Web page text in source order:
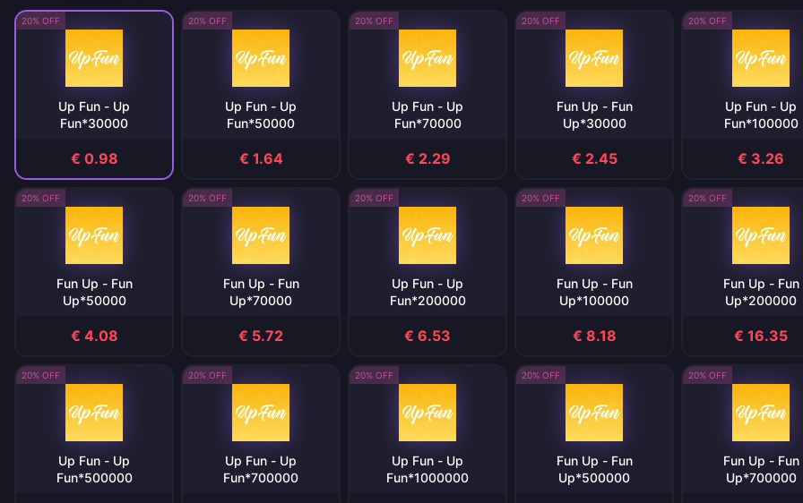
20% OFF
Up Fun - Up
Fun*30000
€ 0.98
20% OFF
Up Fun - Up
Fun*50000
€ 1.64
20% OFF
Up Fun - Up
Fun*70000
€ 2.29
20% OFF
Fun Up - Fun
Up*30000
€ 2.45
20% OFF
Up Fun - Up
Fun*100000
€ 3.26
20% OFF
Fun Up - Fun
Up*50000
€ 4.08
20% OFF
Fun Up - Fun
Up*70000
€ 5.72
20% OFF
Up Fun - Up
Fun*200000
€ 6.53
20% OFF
Fun Up - Fun
Up*100000
€ 8.18
20% OFF
Fun Up - Fun
Up*200000
€ 16.35
20% OFF
Up Fun - Up
Fun*500000
20% OFF
Up Fun - Up
Fun*700000
20% OFF
Up Fun - Up
Fun*1000000
20% OFF
Fun Up - Fun
Up*500000
20% OFF
Fun Up - Fun
Up*700000